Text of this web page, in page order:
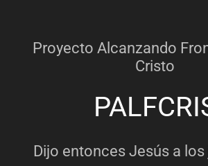
Proyecto Alcanzando
Cristo
Dijo entonces Jesús a